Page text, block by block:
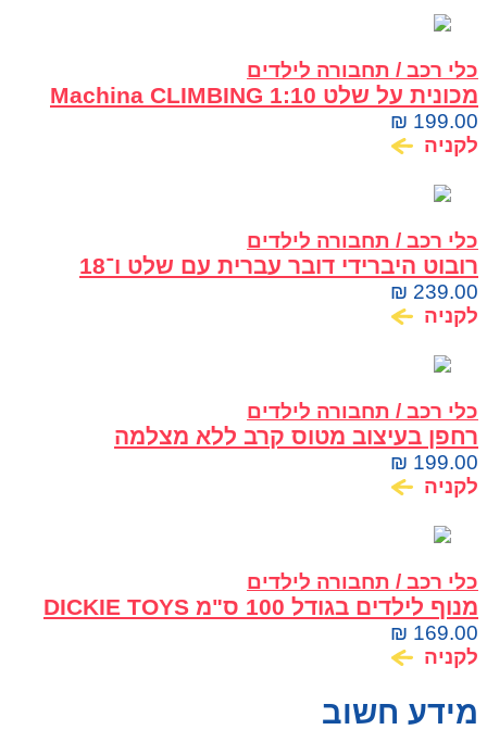
כלי רכב / תחבורה לילדים
מכונית על שלט 1:10 Machina CLIMBING
PRO
₪ 199.00
לקניה
כלי רכב / תחבורה לילדים
רובוט היברידי דובר עברית עם שלט ו־18
פונקציות MACHINA
₪ 239.00
לקניה
כלי רכב / תחבורה לילדים
רחפן בעיצוב מטוס קרב ללא מצלמה
MACHINA SKY SCENNER DRONE
₪ 199.00
לקניה
כלי רכב / תחבורה לילדים
מנוף לילדים בגודל 100 ס"מ DICKIE TOYS
₪ 169.00
לקניה
מידע חשוב